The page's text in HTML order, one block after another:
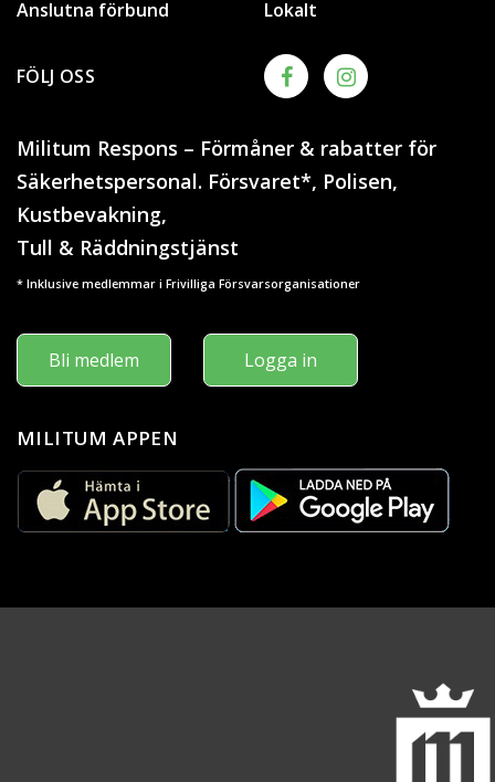
Anslutna förbund
Lokalt
FÖLJ OSS
Militum Respons – Förmåner & rabatter för
Säkerhetspersonal. Försvaret*, Polisen,
Kustbevakning,
Tull & Räddningstjänst
* Inklusive medlemmar i Frivilliga Försvarsorganisationer
Bli medlem Logga in
MILITUM APPEN